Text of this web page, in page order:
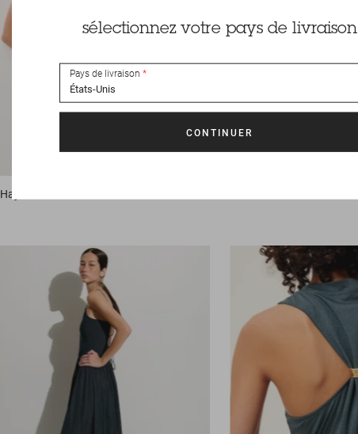
Hayworth
sélectionnez votre pays de livraison
Pays de livraison